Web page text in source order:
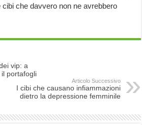
che davvero non ne avrebbero
vip: a
portafogli
Articolo Successivo
I cibi che causano infiammazioni
dietro la depressione femminile